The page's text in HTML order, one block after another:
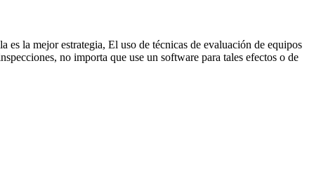
la mejor estrategia, El uso de técnicas de evaluación de equipos
no importa que use un software para tales efectos o de